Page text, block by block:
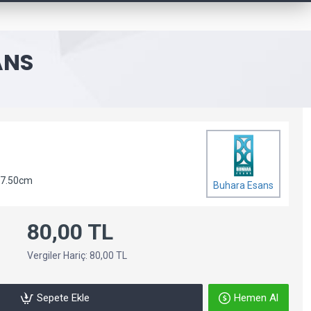
Buhara Esans
80,00 TL
Vergiler Hariç: 80,00 TL
Sepete Ekle Hemen Al